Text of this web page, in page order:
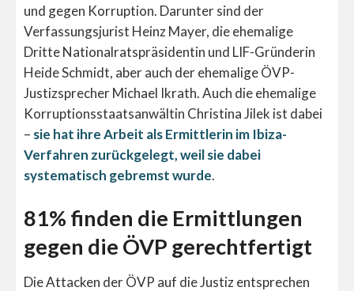
und gegen Korruption. Darunter sind der
Verfassungsjurist Heinz Mayer, die ehemalige
Dritte Nationalratspräsidentin und LIF-Gründerin
Heide Schmidt, aber auch der ehemalige ÖVP-
Justizsprecher Michael Ikrath. Auch die ehemalige
Korruptionsstaatsanwältin Christina Jilek ist dabei
– sie hat ihre Arbeit als Ermittlerin im Ibiza-
Verfahren zurückgelegt, weil sie dabei
systematisch gebremst wurde.
81% finden die Ermittlungen
gegen die ÖVP gerechtfertigt
Die Attacken der ÖVP auf die Justiz entsprechen